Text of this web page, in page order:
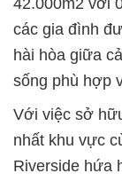
các gia đình
hài hòa giữa
sống phù hợp
Với việc sở
nhất khu vực
Riverside hứa